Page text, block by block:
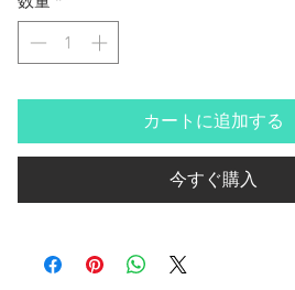
カートに追加する
今すぐ購入